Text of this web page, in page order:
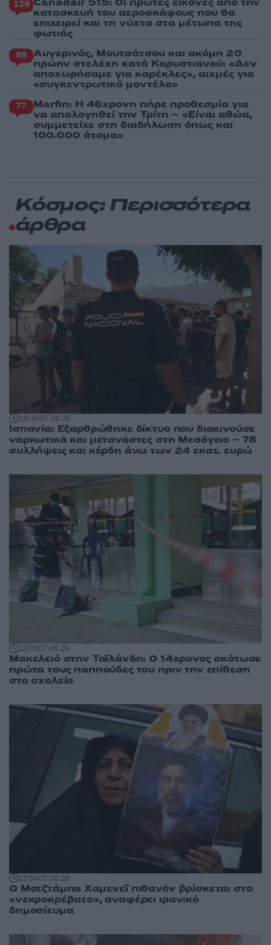
129
κατασκευή του αεροσκάφους που θα
επιχειρεί και τη νύχτα στα μέτωπα της
φωτιάς
86 Αυγερινός, Μουτσάτσου και ακόμη 20
πρώην στελέχη κατά Καρυστιανού: «Δεν
αποχωρήσαμε για καρέκλες», αιχμές για
«συγκεντρωτικό μοντέλο»
77 Marfin: Η 46χρονη πήρε προθεσμία για
να απολογηθεί την Τρίτη – «Είναι αθώα,
συμμετείχε στη διαδήλωση όπως και
100.000 άτομα»
Κόσμος: Περισσότερα
άρθρα
14:3907.08.26
Ισπανία: Εξαρθρώθηκε δίκτυο που διακινούσε
ναρκωτικά και μετανάστες στη Μεσόγειο – 78
συλλήψεις και κέρδη άνω των 24 εκατ. ευρώ
13:3307.08.26
Μακελειό στην Ταϊλάνδη: Ο 14χρονος σκότωσε
πρώτα τους παππούδες του πριν την επίθεση
στο σχολείο
12:5407.08.26
Ο Μοτζτάμπα Χαμενεΐ πιθανόν βρίσκεται στο
«νεκροκρέβατο», αναφέρει ιρανικό
δημοσίευμα